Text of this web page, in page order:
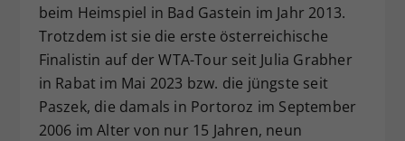
beim Heimspiel in Bad Gastein im Jahr 2013.
Trotzdem ist sie die erste österreichische
Finalistin auf der WTA-Tour seit Julia Grabher
in Rabat im Mai 2023 bzw. die jüngste seit
Paszek, die damals in Portoroz im September
2006 im Alter von nur 15 Jahren, neun